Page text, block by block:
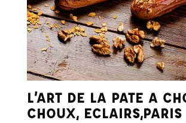
L’ART DE LA PATE A
CHOUX, ECLAIRS,PARIS